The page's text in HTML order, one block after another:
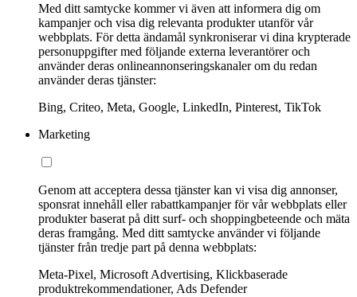
Med ditt samtycke kommer vi även att informera dig om
kampanjer och visa dig relevanta produkter utanför vår
webbplats. För detta ändamål synkroniserar vi dina krypterade
personuppgifter med följande externa leverantörer och
använder deras onlineannonseringskanaler om du redan
använder deras tjänster:
Bing, Criteo, Meta, Google, LinkedIn, Pinterest, TikTok
Marketing
Genom att acceptera dessa tjänster kan vi visa dig annonser,
sponsrat innehåll eller rabattkampanjer för vår webbplats eller
produkter baserat på ditt surf- och shoppingbeteende och mäta
deras framgång. Med ditt samtycke använder vi följande
tjänster från tredje part på denna webbplats:
Meta-Pixel, Microsoft Advertising, Klickbaserade
produktrekommendationer, Ads Defender